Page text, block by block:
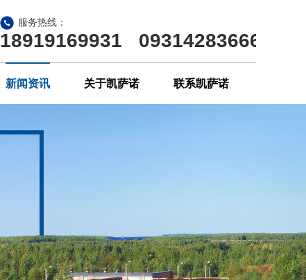
服务热线：
18919169931 09314283666
新闻资讯 关于凯萨诺 联系凯萨诺